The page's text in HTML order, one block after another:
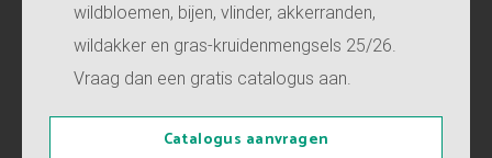
wildbloemen, bijen, vlinder, akkerranden,
wildakker en gras-kruidenmengsels 25/26.
Vraag dan een gratis catalogus aan.
Catalogus aanvragen